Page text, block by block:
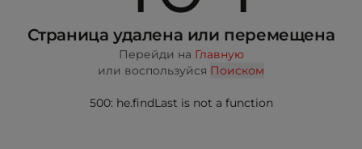
Страница удалена или перемещена
Перейди на Главную
или воспользуйся Поиском
500: he.findLast is not a function